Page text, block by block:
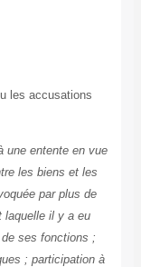
les accusations
une entente en vue
les biens et les
par plus de
laquelle il y a eu
de ses fonctions ;
; participation à